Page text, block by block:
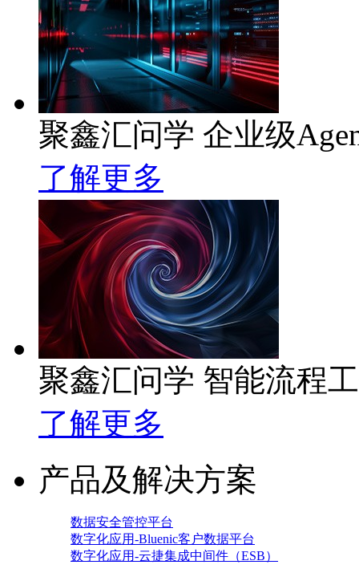
聚鑫汇问学 企业级
了解更多
聚鑫汇问学 智能流程
了解更多
产品及解决方案
数据安全管控平台
数字化应用-Bluenic客户数据平台
数字化应用-云捷集成中间件（ESB）